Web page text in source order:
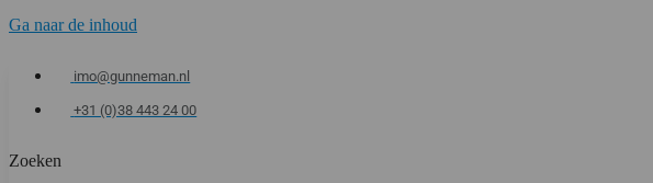
Ga naar de inhoud
imo@gunneman.nl
+31 (0)38 443 24 00
Zoeken